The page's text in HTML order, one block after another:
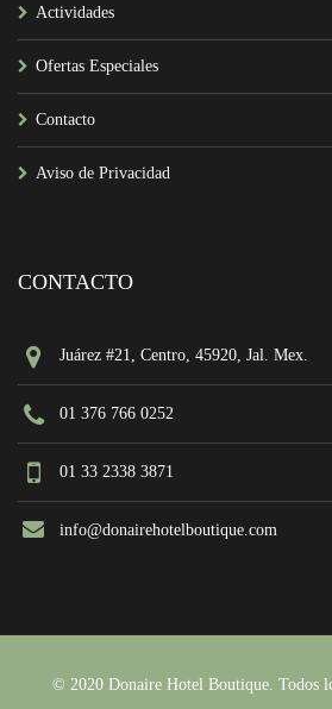
Actividades
Ofertas Especiales
Contacto
Aviso de Privacidad
CONTACTO
Juárez #21, Centro, 45920, Jal. Mex.
01 376 766 0252
01 33 2338 3871
info@donairehotelboutique.com
© 2020 Donaire Hotel Boutique. Todos